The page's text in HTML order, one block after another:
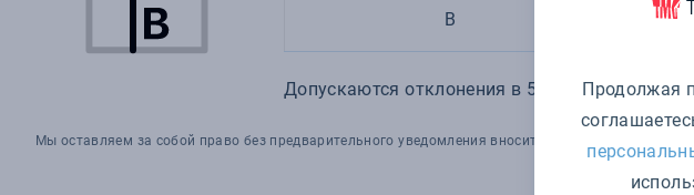
B 67,7
Допускаются отклонения в 5% от указанных
Мы оставляем за собой право без предварительного уведомления вносить изменения в
Продолжая